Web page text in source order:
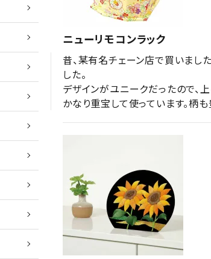
ニューリモコンラック
昔、某有名チェーン店で買いまし
した。
デザインがユニークだったので、
かなり重宝して使っています。柄